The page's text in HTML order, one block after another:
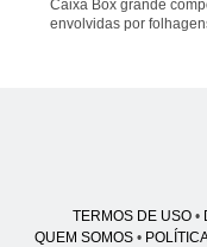
Caixa Box grande
envolvidas por
TERMOS DE USO•
QUEM SOMOS •